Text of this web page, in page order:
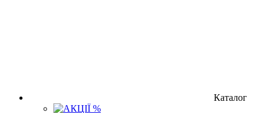
Каталог